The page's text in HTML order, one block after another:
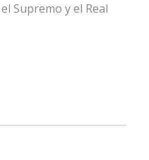
Supremo y el Real